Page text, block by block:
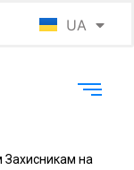
UA
EN
Захисникам на